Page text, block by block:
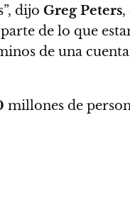
dijo Greg Peters,
de lo que
de una
millones de